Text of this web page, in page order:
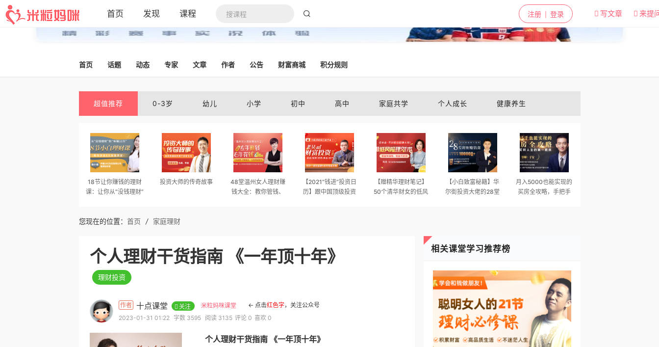
✕
来提
写文章
注册 登录
首页 发现 课程
首页 话题 动态 专家 文章 作者 公告 财富商城 积分规则
超值推荐 0-3岁 幼儿 小学 初中 高中 家庭共学 个人成长 健康养生
18节让你赚钱的理财
课：让你从“没钱理财”
投资大师的传奇故事
48堂温州女人理财赚
钱大全：教你管钱、
【2021“钱进”投资日
历】跟中国顶级投资
【赠精华理财笔记】
50个清华财女的低风
【小白致富秘籍】华
尔街投资大佬的28堂
月入5000也能实现的
买房全攻略，手把手
您现在的位置： 首页 / 家庭理财
个人理财干货指南 《一年顶十年》
理财投资
作者 十点课堂 关注 米粒妈咪课堂 ← 点击红色字，关注公众号
2023-01-31 01:22 字数 3595 阅读 3135 评论 0 喜欢 0
个人理财干货指南 《一年顶十年》
相关课堂学习推荐榜